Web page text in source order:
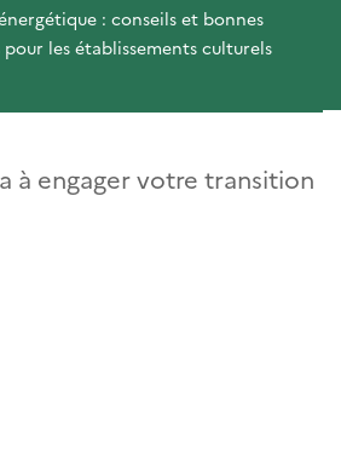
: conseils et bonnes
les établissements culturels
à engager votre transition